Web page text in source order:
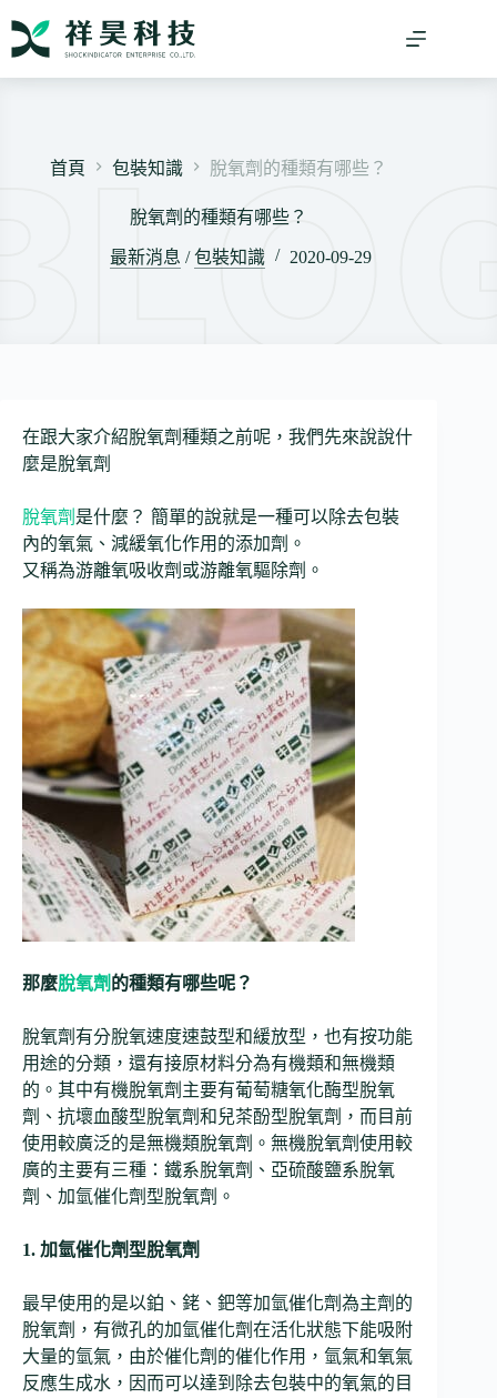
首頁
包裝知識 脫氧劑的種類有哪些？
脫氧劑的種類有哪些？
最新消息 /包裝知識 2020-09-29
在跟大家介紹脫氧劑種類之前呢，我們先來說說什
麼是脫氧劑
脫氧劑 是什麼？ 簡單的說就是一種可以除去包裝
內的氧氣、減緩氧化作用的添加劑。
又稱為游離氧吸收劑或游離氧驅除劑。
那麼脫氧劑 的種類有哪些呢？
脫氧劑有分脫氧速度速鼓型和緩放型，也有按功能
用途的分類，還有接原材料分為有機類和無機類
的。其中有機脫氧劑主要有葡萄糖氧化酶型脫氧
劑、抗壞血酸型脫氧劑和兒茶酚型脫氧劑，而目前
使用較廣泛的是無機類脫氧劑。無機脫氧劑使用較
廣的主要有三種：鐵系脫氧劑、亞硫酸鹽系脫氧
劑、加氫催化劑型脫氧劑。
1. 加氫催化劑型脫氧劑
最早使用的是以鉑、銠、鈀等加氫催化劑為主劑的
脫氧劑，有微孔的加氫催化劑在活化狀態下能吸附
大量的氫氣，由於催化劑的催化作用，氫氣和氧氣
反應生成水，因而可以達到除去包裝中的氧氣的目